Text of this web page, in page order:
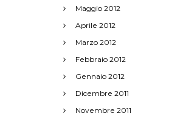
Maggio 2012
Aprile 2012
Marzo 2012
Febbraio 2012
Gennaio 2012
Dicembre 2011
Novembre 2011